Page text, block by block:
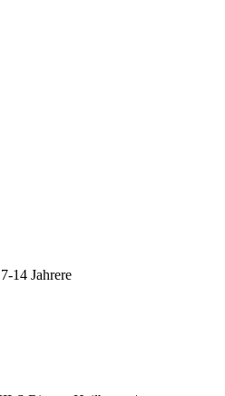
14 Jahrere